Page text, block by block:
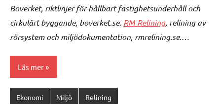
Boverket, riktlinjer för hållbart fastighetsunderhåll och
cirkulärt byggande, boverket.se. RM Relining, relining av
rörsystem och miljödokumentation, rmrelining.se.…
Läs mer
Ekonomi Miljö Relining